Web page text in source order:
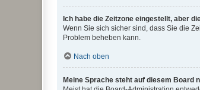
Ich habe die Zeitzone eingestellt, aber
Wenn Sie sich sicher sind, dass Sie die
Problem beheben kann.
Nach oben
Meine Sprache steht auf diesem Board